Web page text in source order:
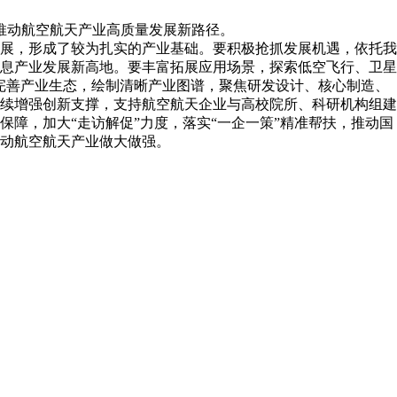
航空航天产业高质量发展新路径。
，形成了较为扎实的产业基础。要积极抢抓发展机遇，依托我
产业发展新高地。要丰富拓展应用场景，探索低空飞行、卫星
产业生态，绘制清晰产业图谱，聚焦研发设计、核心制造、
增强创新支撑，支持航空航天企业与高校院所、科研机构组建
，加大“走访解促”力度，落实“一企一策”精准帮扶，推动国
航空航天产业做大做强。